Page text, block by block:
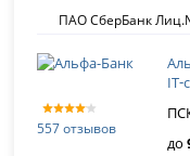
ПАО СберБанк
557 отзывов
до